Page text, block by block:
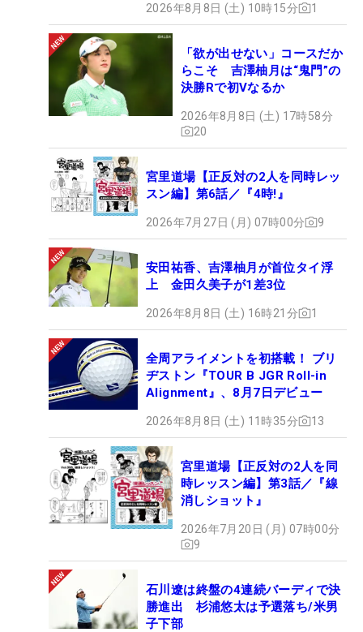
2026年8月8日 (土) 10時15分 1
「欲が出せない」コースだか
らこそ 吉澤柚月は“鬼門”の
決勝Rで初Vなるか
2026年8月8日 (土) 17時58分
20
宮里道場【正反対の2人を同時レッ
スン編】第6話／『4時!』
2026年7月27日 (月) 07時00分 9
安田祐香、吉澤柚月が首位タイ浮
上 金田久美子が1差3位
2026年8月8日 (土) 16時21分 1
全周アライメントを初搭載！ ブリ
ヂストン『TOUR B JGR Roll-in
Alignment』、8月7日デビュー
2026年8月8日 (土) 11時35分 13
宮里道場【正反対の2人を同
時レッスン編】第3話／『線
消しショット』
2026年7月20日 (月) 07時00分
9
石川遼は終盤の4連続バーディで決
勝進出 杉浦悠太は予選落ち/米男
子下部